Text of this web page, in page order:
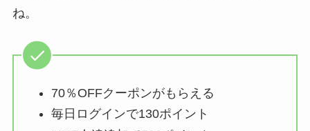
ね。
70％OFFクーポンがもらえる
毎日ログインで130ポイント